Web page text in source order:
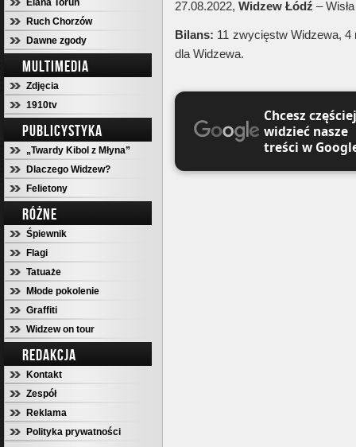
Elana Toruń
Ruch Chorzów
Dawne zgody
MULTIMEDIA
Zdjęcia
1910tv
PUBLICYSTYKA
„Twardy Kibol z Młyna”
Dlaczego Widzew?
Felietony
RÓŻNE
Śpiewnik
Flagi
Tatuaże
Młode pokolenie
Graffiti
Widzew on tour
REDAKCJA
Kontakt
Zespół
Reklama
Polityka prywatności
27.08.2022, Widzew Łódź –
Bilans: 11 zwycięstw Widzewa,
dla Widzewa.
Chcesz częściej
widzieć nasze
treści w